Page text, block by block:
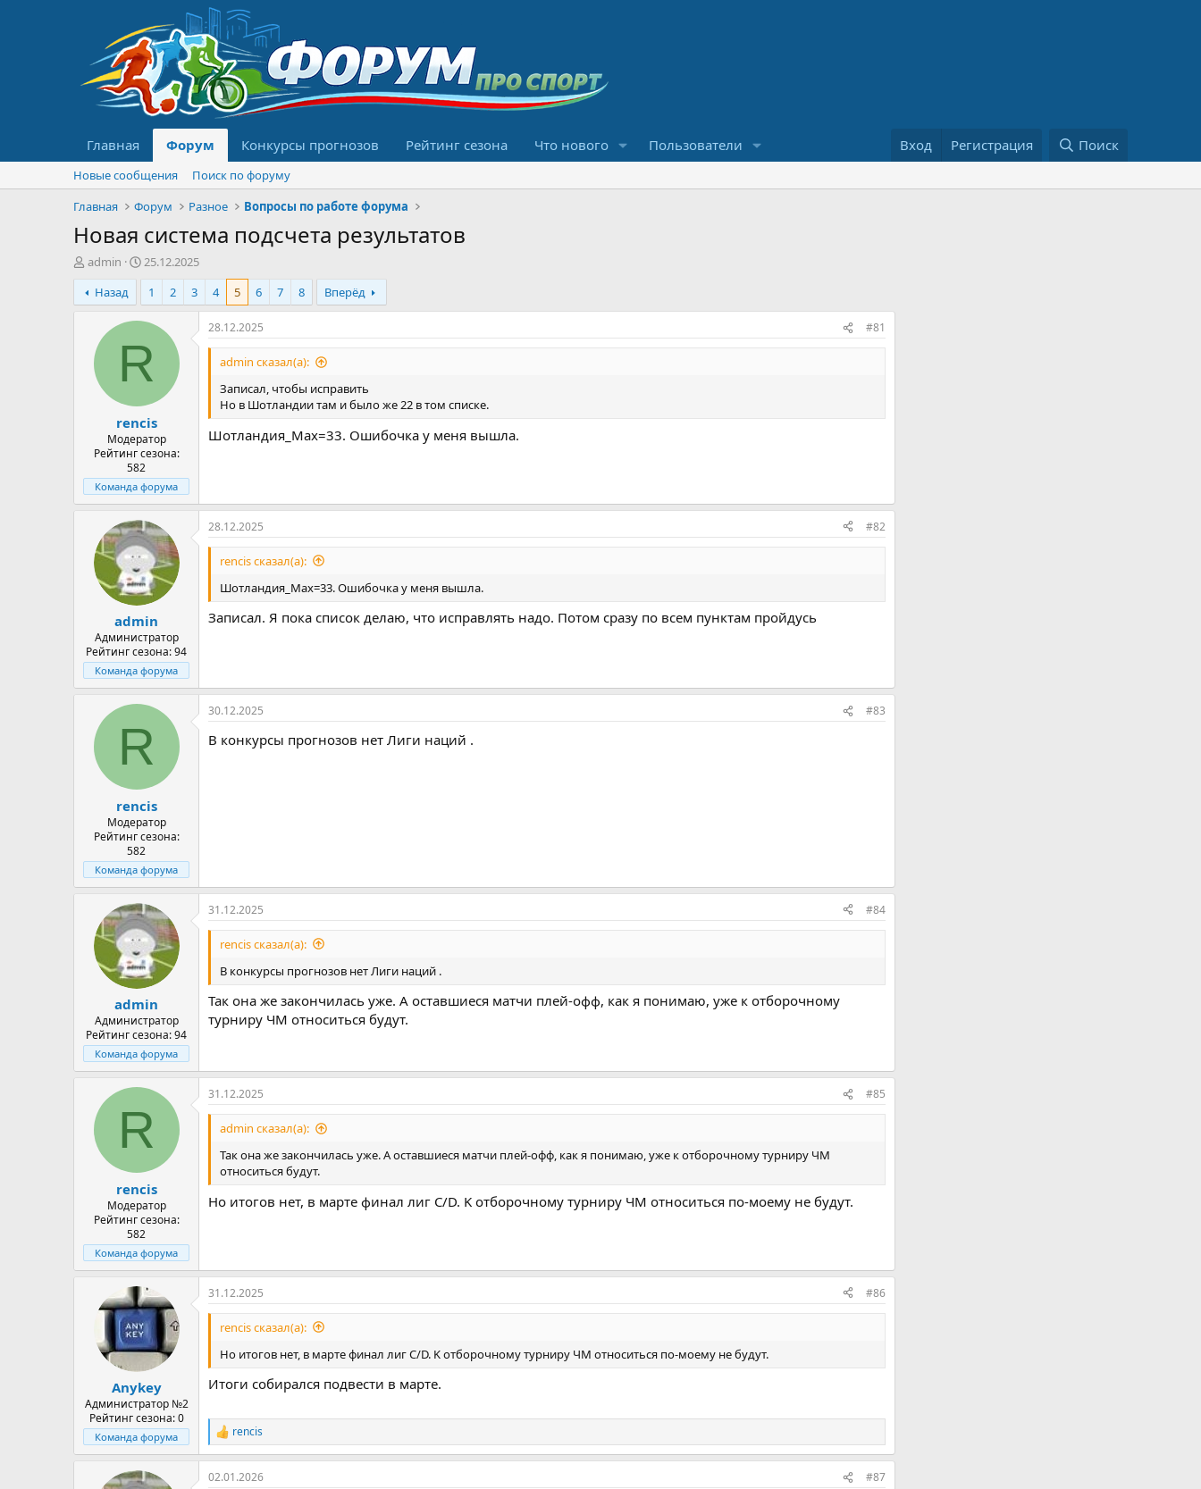
Главная Форум Конкурсы прогнозов Рейтинг сезона Что нового Пользователи Вход Регистрация Поиск
Новые сообщения
Поиск по форуму
Главная
Форум Разное Вопросы по работе форума
Новая система подсчета результатов
А
в
т
о
м
admin
Д
а
а
н
ч
а
а
25.12.2025
Назад
1 2 3 4 5 6 7 8 Вперёд
R
rencis
Модератор
Рейтинг сезона:
582
Команда форума
28.12.2025 #81
admin сказал(а):
Записал, чтобы исправить
Но в Шотландии там и было же 22 в том списке.
Шотландия_Max=33. Ошибочка у меня вышла.
admin
Администратор
Рейтинг сезона: 94
Команда форума
28.12.2025 #82
rencis сказал(а):
Шотландия_Max=33. Ошибочка у меня вышла.
Записал. Я пока список делаю, что исправлять надо. Потом сразу по всем пунктам пройдусь
R
rencis
Модератор
Рейтинг сезона:
582
Команда форума
30.12.2025 #83
В конкурсы прогнозов нет Лиги наций .
admin
Администратор
Рейтинг сезона: 94
Команда форума
31.12.2025 #84
rencis сказал(а):
В конкурсы прогнозов нет Лиги наций .
Так она же закончилась уже. А оставшиеся матчи плей-офф, как я понимаю, уже к отборочному
турниру ЧМ относиться будут.
R
rencis
Модератор
Рейтинг сезона:
582
Команда форума
31.12.2025 #85
admin сказал(а):
Так она же закончилась уже. А оставшиеся матчи плей-офф, как я понимаю, уже к отборочному турниру ЧМ
относиться будут.
Но итогов нет, в марте финал лиг C/D. K отборочному турниру ЧМ относиться по-моему не будут.
Anykey
Администратор №2
Рейтинг сезона: 0
Команда форума
31.12.2025 #86
rencis сказал(а):
Но итогов нет, в марте финал лиг C/D. K отборочному турниру ЧМ относиться по-моему не будут.
Итоги собирался подвести в марте.
Р
е
а
к
rencis
02.01.2026 #87